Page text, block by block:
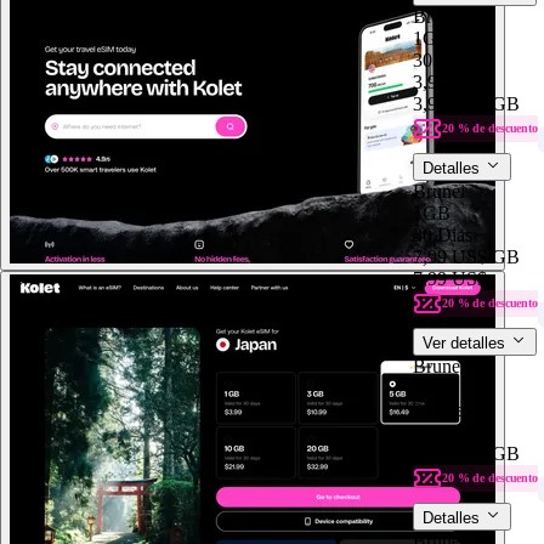
Brunei
1GB
30 Dias
3,99 US$
3,99 US$
/GB
20 % de descuento
Detalles
Brunei
1GB
30 Dias
7,99 US$
/GB
7,99 US$
20 % de descuento
Ver detalles
Brunei
30 Dias
7,99 US$
/GB
20 % de descuento
Detalles